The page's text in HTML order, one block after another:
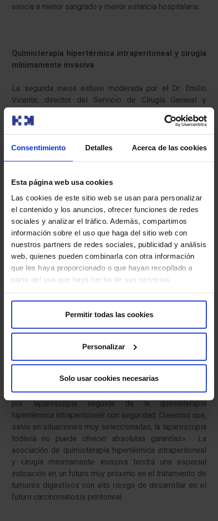
Consentimiento Detalles Acerca de las cookies
Esta página web usa cookies
Las cookies de este sitio web se usan para personalizar
el contenido y los anuncios, ofrecer funciones de redes
sociales y analizar el tráfico. Además, compartimos
información sobre el uso que haga del sitio web con
nuestros partners de redes sociales, publicidad y análisis
web, quienes pueden combinarla con otra información
que les haya proporcionado o que hayan recopilado a
partir del uso que haya hecho de sus servicios.
Permitir todas las cookies
Personalizar
Solo usar cookies necesarias
asocia a menor sangrado y menor estancia hospitalaria.
Quimioterapia hipertérmica intraperitoneal y cirugía
mínimamente invasiva
La segunda mesa estuvo moderada por el Dr. Emilio
Vicente, director del Servicio de Cirugía General y
Hospital Universitario de Guadalajara. El primer tema a
debatir fue entre el Dr. Rafael Morales, del Hospital
Universitario Son Espases, de Palma de Mallorca y el Dr.
Eduardo Díaz, de HM Sanchinarro, que expusieron sus
retroperitoneal.
El abordaje de esta patología consiste en la
citorreducción quirúrgica para que no queden residuos
tumorales visibles, y la quimioterapia hipertérmica
intraperitoneal, para acabar con los residuos
microscópicos no visibles. El Dr. Morales explicó que
«se está consiguiendo llevar a cabo con éxito la
citorreducción con cirugía mínimamente invasiva -
laparoscopia- y no descartamos que en un futuro se
El Dr. Díaz expuso que «todavía es necesario el avance
de los métodos de estudio preoperatorios por imagen
que permitan un adecuado desarrollo de la citorreducción
por laparoscopia seguida de la quimioterapia
hipertérmica intraperitoneal con seguridad. Creemos que,
salvo en situaciones muy seleccionadas, la laparoscopia
todavía no puede ofrecer absolutas garantías». La
asociación de quimioterapia hipertérmica intraperitoneal
y cirugía mínimamente invasiva tendrá una especial
indicación en un futuro muy próximo en el tratamiento de
tumores digestivos con alto riesgo de desarrollar en el
futuro carcinomatosis peritoneal.